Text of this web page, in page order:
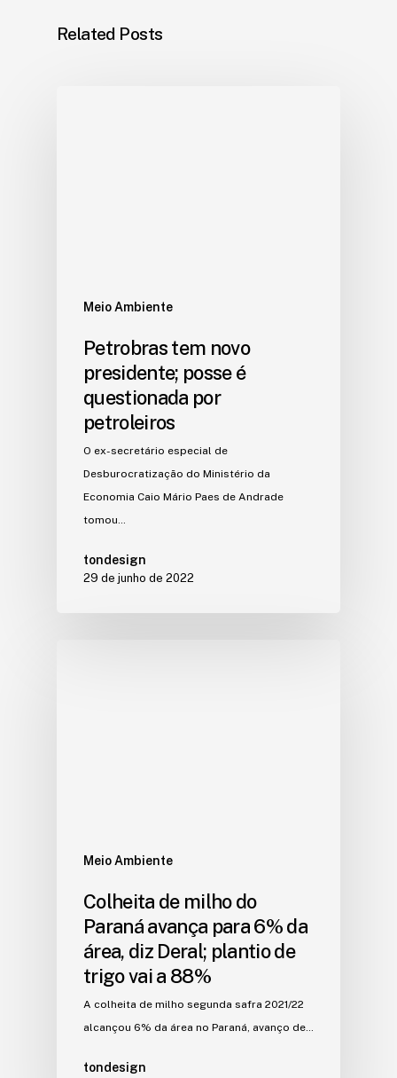
Related Posts
Meio Ambiente
Petrobras tem novo
presidente; posse é
questionada por
petroleiros
O ex-secretário especial de
Desburocratização do Ministério da
Economia Caio Mário Paes de Andrade
tomou…
tondesign
29 de junho de 2022
Meio Ambiente
Colheita de milho do
Paraná avança para 6% da
área, diz Deral; plantio de
trigo vai a 88%
A colheita de milho segunda safra 2021/22
alcançou 6% da área no Paraná, avanço de…
tondesign